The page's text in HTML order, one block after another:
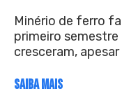
Minério de ferro
primeiro
cresceram,
SAIBA MAIS